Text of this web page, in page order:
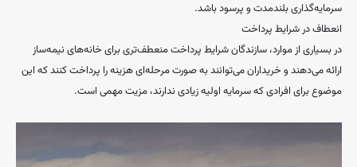
سرمایه‌گذاری بلندمدت و پرسود باشد.
انعطاف در شرایط پرداخت
در بسیاری از موارد، سازندگان شرایط پرداخت منعطف‌تری برای خانه‌های نیمه‌ساز
ارائه می‌دهند و خریداران می‌توانند به صورت مرحله‌ای هزینه را پرداخت کنند که این
موضوع برای افرادی که سرمایه اولیه زیادی ندارند، مزیت مهمی است.